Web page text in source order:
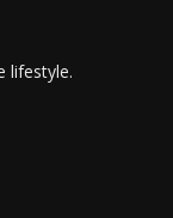
lifestyle.